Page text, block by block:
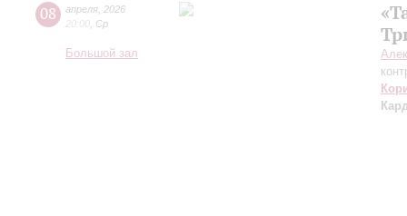
08 апреля 2026
20:00 Ср
Большой зал